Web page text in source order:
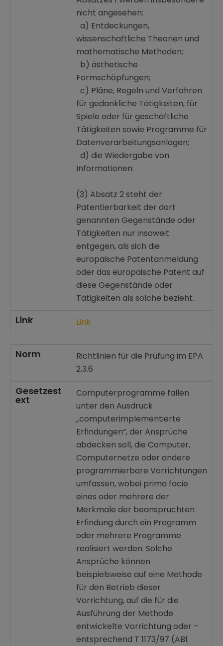
nicht angesehen:
a) Entdeckungen,
wissenschaftliche Theorien und
mathematische Methoden;
b) ästhetische
Formschöpfungen;
c) Pläne, Regeln und Verfahren
für gedankliche Tätigkeiten, für
Spiele oder für geschäftliche
Tätigkeiten sowie Programme für
Datenverarbeitungsanlagen;
d) die Wiedergabe von
Informationen.
(3) Absatz 2 steht der
Patentierbarkeit der dort
genannten Gegenstände oder
Tätigkeiten nur insoweit
entgegen, als sich die
europäische Patentanmeldung
oder das europäische Patent auf
diese Gegenstände oder
Tätigkeiten als solche bezieht.
Link Link
Norm
Richtlinien für die Prüfung im EPA
2.3.6
Gesetzest
ext
Computerprogramme fallen
unter den Ausdruck
„computerimplementierte
Erfindungen“, der Ansprüche
abdecken soll, die Computer,
Computernetze oder andere
programmierbare Vorrichtungen
umfassen, wobei prima facie
eines oder mehrere der
Merkmale der beanspruchten
Erfindung durch ein Programm
oder mehrere Programme
realisiert werden. Solche
Ansprüche können
beispielsweise auf eine Methode
für den Betrieb dieser
Vorrichtung, auf die für die
Ausführung der Methode
entwickelte Vorrichtung oder –
entsprechend T 1173/97 (ABl.